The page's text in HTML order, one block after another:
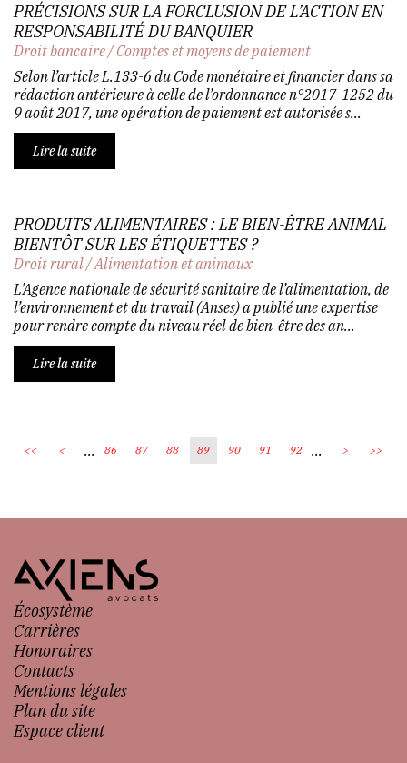
PRÉCISIONS SUR LA FORCLUSION DE L’ACTION EN
RESPONSABILITÉ DU BANQUIER
Droit bancaire/Comptes et moyens de paiement
Selon l’article L.133-6 du Code monétaire et financier dans sa
rédaction antérieure à celle de l’ordonnance n°2017-1252 du
9 août 2017, une opération de paiement est autorisée s...
Lire la suite
PRODUITS ALIMENTAIRES : LE BIEN-ÊTRE ANIMAL
BIENTÔT SUR LES ÉTIQUETTES ?
Droit rural/Alimentation et animaux
L'Agence nationale de sécurité sanitaire de l’alimentation, de
l’environnement et du travail (Anses) a publié une expertise
pour rendre compte du niveau réel de bien-être des an...
Lire la suite
<< < ... 86 87 88 89 90 91 92 ... > >>
Écosystème
Carrières
Honoraires
Contacts
Mentions légales
Plan du site
Espace client